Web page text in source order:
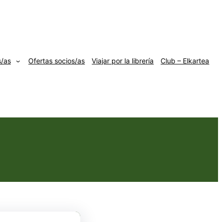
as Ofertas socios/as Viajar por la librería Club – Elkartea